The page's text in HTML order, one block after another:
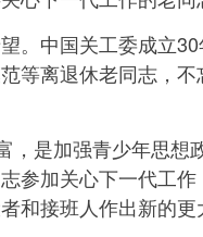
中国关工委成立30
等离退休老同志，
是加强青少年思想
参加关心下一代工
和接班人作出新的更